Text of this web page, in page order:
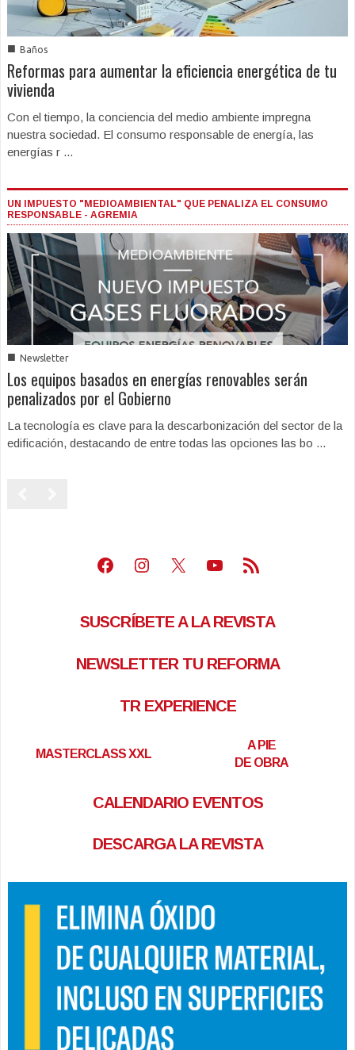
■ Baños
Reformas para aumentar la eficiencia energética de tu
vivienda
Con el tiempo, la conciencia del medio ambiente impregna
nuestra sociedad. El consumo responsable de energía, las
energías r ...
UN IMPUESTO "MEDIOAMBIENTAL" QUE PENALIZA EL CONSUMO
RESPONSABLE - AGREMIA
■ Newsletter
Los equipos basados en energías renovables serán
penalizados por el Gobierno
La tecnología es clave para la descarbonización del sector de la
edificación, destacando de entre todas las opciones las bo ...
Facebook
Instagram
X Youtube
Feed RSS
SUSCRÍBETE A LA REVISTA
NEWSLETTER TU REFORMA
TR EXPERIENCE
MASTERCLASS XXL
A PIE
DE OBRA
CALENDARIO EVENTOS
DESCARGA LA REVISTA